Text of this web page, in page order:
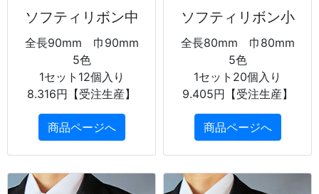
ソフティリボン中
全長90mm 巾90mm
5色
1セット12個入り
8.316円【受注生産】
商品ページへ
ソフティリボン小
全長80mm 巾80mm
5色
1セット20個入り
9.405円【受注生産】
商品ページへ